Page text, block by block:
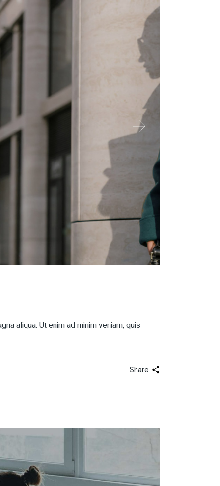
aliqua. Ut enim ad minim veniam, quis
Share